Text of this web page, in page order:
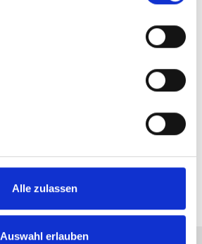
Alle zulassen
Auswahl erlauben